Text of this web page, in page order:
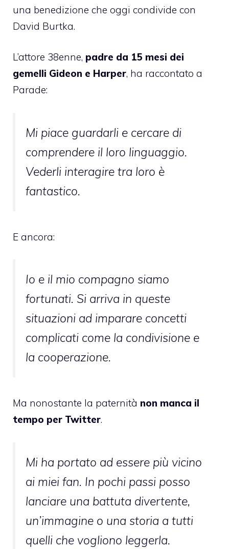
una benedizione che oggi condivide con
David Burtka.
L’attore 38enne, padre da 15 mesi dei
gemelli Gideon e Harper, ha raccontato a
Parade:
Mi piace guardarli e cercare di
comprendere il loro linguaggio.
Vederli interagire tra loro è
fantastico.
E ancora:
Io e il mio compagno siamo
fortunati. Si arriva in queste
situazioni ad imparare concetti
complicati come la condivisione e
la cooperazione.
Ma nonostante la paternità non manca il
tempo per Twitter.
Mi ha portato ad essere più vicino
ai miei fan. In pochi passi posso
lanciare una battuta divertente,
un’immagine o una storia a tutti
quelli che vogliono leggerla.